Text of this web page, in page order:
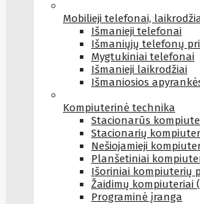
Mobilieji telefonai,
Išmanieji telefonai
Išmaniųjų telefonų
Mygtukiniai telefonai
Išmanieji laikrodžiai
Išmaniosios
Kompiuterinė technika
Stacionarūs
Stacionarių
Nešiojamieji
Planšetiniai
Išoriniai kompiuterių
Žaidimų kompiuteriai
Programinė įranga